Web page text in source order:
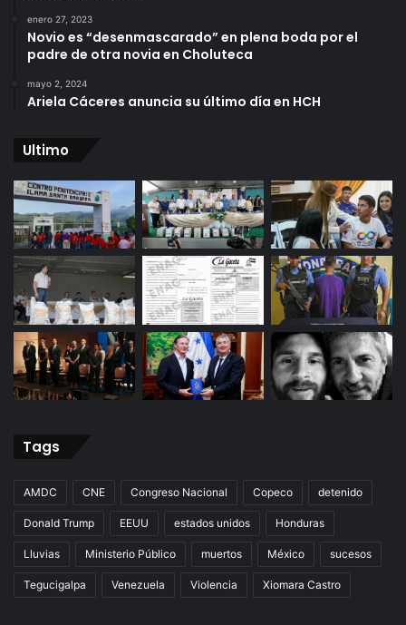
enero 27, 2023
Novio es “desenmascarado” en plena boda por el
padre de otra novia en Choluteca
mayo 2, 2024
Ariela Cáceres anuncia su último día en HCH
Ultimo
Tags
AMDC CNE Congreso Nacional Copeco detenido
Donald Trump EEUU estados unidos Honduras
Lluvias Ministerio Público muertos México sucesos
Tegucigalpa Venezuela Violencia Xiomara Castro